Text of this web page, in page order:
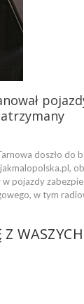
doszło do
pojazdy
w tym